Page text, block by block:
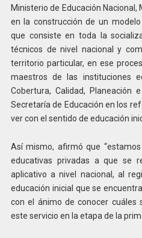
Ministerio de Educación Nacional,
en la construcción de un
que consiste en toda la
técnicos de nivel nacional y
territorio particular, en ese
maestros de las instituciones
Cobertura, Calidad, Planeación
Secretaría de Educación en los
ver con el sentido de educación
Así mismo, afirmó que
educativas privadas a que se
aplicativo a nivel nacional, al
educación inicial que se
con el ánimo de conocer cuáles
este servicio en la etapa de la